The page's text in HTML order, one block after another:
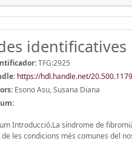
identificatives
TFG:2925
: https://hdl.handle.net/
Esono Asu, Susana Diana
Introducció.La síndrome de
de les condicions més comunes del